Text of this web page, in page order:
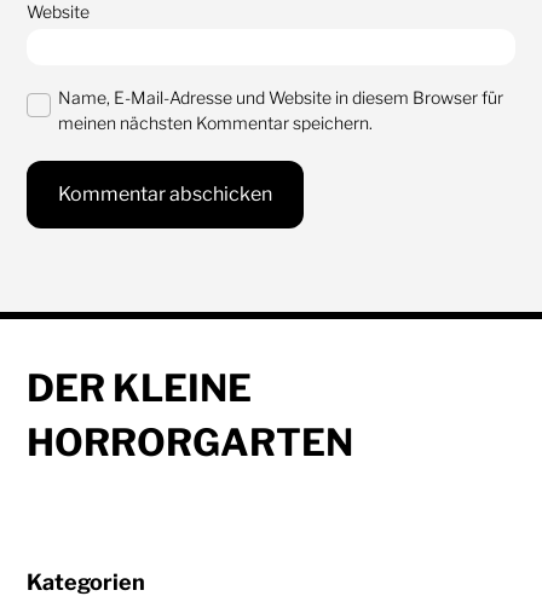
Website
Name, E-Mail-Adresse und Website in diesem Browser für
meinen nächsten Kommentar speichern.
DER KLEINE
HORRORGARTEN
Kategorien